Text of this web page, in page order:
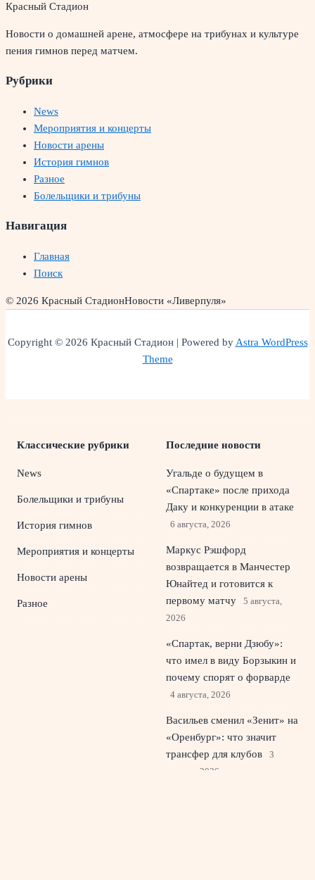
Красный Стадион
Новости о домашней арене, атмосфере на трибунах и культуре
пения гимнов перед матчем.
Рубрики
News
Мероприятия и концерты
Новости арены
История гимнов
Разное
Болельщики и трибуны
Навигация
Главная
Поиск
© 2026 Красный СтадионНовости «Ливерпуля»
Copyright © 2026 Красный Стадион | Powered byAstra WordPress
Theme
Классические рубрики
News
Болельщики и трибуны
История гимнов
Мероприятия и концерты
Новости арены
Разное
Последние новости
Угальде о будущем в
«Спартаке» после прихода
Даку и конкуренции в атаке
6 августа, 2026
Маркус Рэшфорд
возвращается в Манчестер
Юнайтед и готовится к
первому матчу
5 августа,
2026
«Спартак, верни Дзюбу»:
что имел в виду Борзыкин и
почему спорят о форварде
4 августа, 2026
Васильев сменил «Зенит» на
«Оренбург»: что значит
трансфер для клубов
3
августа, 2026